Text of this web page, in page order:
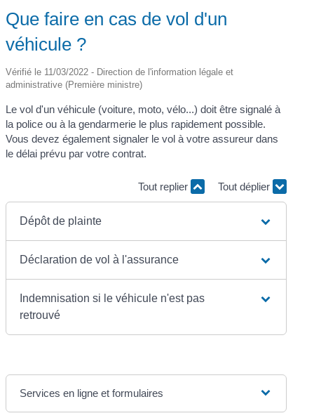
Que faire en cas de vol d'un
véhicule ?
Vérifié le 11/03/2022 - Direction de l'information légale et
administrative (Première ministre)
Le vol d'un véhicule (voiture, moto, vélo...) doit être signalé à
la police ou à la gendarmerie le plus rapidement possible.
Vous devez également signaler le vol à votre assureur dans
le délai prévu par votre contrat.
Tout replier Tout déplier
Dépôt de plainte
Déclaration de vol à l'assurance
Indemnisation si le véhicule n'est pas
retrouvé
Services en ligne et formulaires